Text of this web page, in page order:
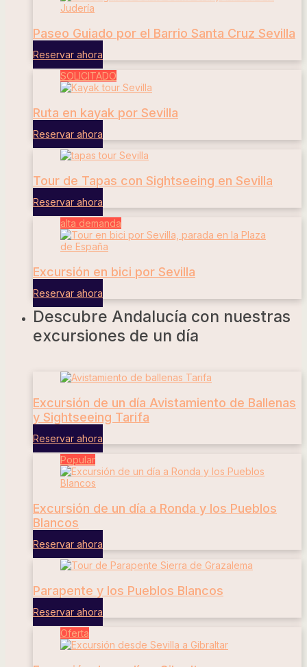
Paseo Guiado por el Barrio Santa Cruz Sevilla
Reservar ahora
SOLICITADO
Ruta en kayak por Sevilla
Reservar ahora
Tour de Tapas con Sightseeing en Sevilla
Reservar ahora
alta demanda
Excursión en bici por Sevilla
Reservar ahora
Descubre Andalucía con nuestras
excursiones de un día
Excursión de un día Avistamiento de Ballenas
y Sightseeing Tarifa
Reservar ahora
Popular
Excursión de un día a Ronda y los Pueblos
Blancos
Reservar ahora
Parapente y los Pueblos Blancos
Reservar ahora
Oferta